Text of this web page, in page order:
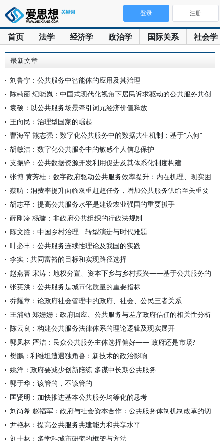
首页 法学 经济学 政治学 国际关系 社会学
登录 注册
最新文章
刘鲁宁：公共服务中智能体的应用及其治理
陈莉丽 纪晓岚：中国式现代化视角下居民诉求驱动的公共服务共创
袁硕：以公共服务场景牵引词元经济价值释放
王向民：治理型国家的崛起
曹海军 熊志强：数字化公共服务中的数据共生机制：基于“六何”
胡敏洁：数字化公共服务中的敏感个人信息保护
支振锋：公共数据资源开发利用促进及其体系化制度构建
张博 黄芳桂：数字政府驱动公共服务效率提升：内在机理、现实困
蔡昉：消费率提升面临双重赶超任务，增加公共服务供给至关重要
胡志平：提高公共服务水平是建设农业强国的重要抓手
薛刚凌 杨璇：非政府公共组织的行政法规制
陈文胜：中国乡村治理：转型演进与时代难题
叶必丰：公共服务连续性理论及我国的实践
李实：共同富裕的目标和实现路径选择
赵燕菁 宋涛：地权分置、资本下乡与乡村振兴——基于公共服务的
张英洪：公共服务是城市化质量的重要指标
乔耀章：论政府社会管理中的政府、社会、公民三者关系
王浦劬 郑姗姗：政府回应、公共服务与差序政府信任的相关性分析
陈云良：构建公共服务法律体系的理论逻辑及现实展开
郭凤林 严洁：民众公共服务主体选择偏好—— 政府还是市场?
樊鹏：利维坦遭遇独角兽：新技术的政治影响
姚洋：政府要减少创新陪练 多谋中长期公共服务
郭于华：该管的，不该管的
匡贤明：加快推进基本公共服务均等化的思考
刘尚希 赵福军：政府与社会资本合作：公共服务体制机制改革的切
尹艳林：提高公共服务共建能力和共享水平
刘士林：多学科城市研究的框架与方法